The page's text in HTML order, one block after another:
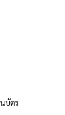
บัตร